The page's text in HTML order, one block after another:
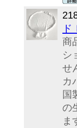
商
シ
せ
カ
国
の
ま